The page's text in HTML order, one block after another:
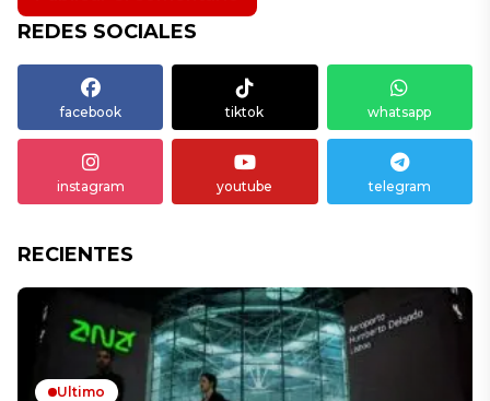
REDES SOCIALES
facebook tiktok whatsapp
instagram youtube telegram
RECIENTES
Ultimo